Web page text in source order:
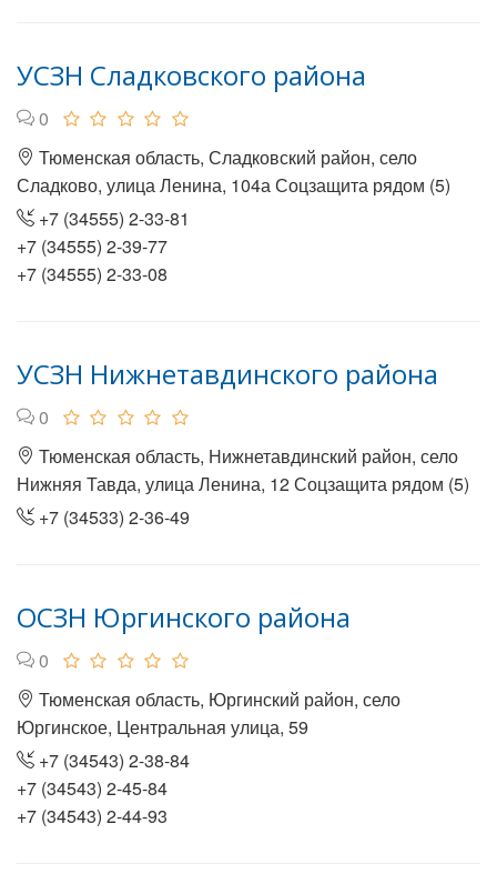
УСЗН Сладковского района
0
Тюменская область, Сладковский район, село
Сладково, улица Ленина, 104а Соцзащита рядом (5)
+7 (34555) 2-33-81
+7 (34555) 2-39-77
+7 (34555) 2-33-08
УСЗН Нижнетавдинского района
0
Тюменская область, Нижнетавдинский район, село
Нижняя Тавда, улица Ленина, 12 Соцзащита рядом (5)
+7 (34533) 2-36-49
ОСЗН Юргинского района
0
Тюменская область, Юргинский район, село
Юргинское, Центральная улица, 59
+7 (34543) 2-38-84
+7 (34543) 2-45-84
+7 (34543) 2-44-93